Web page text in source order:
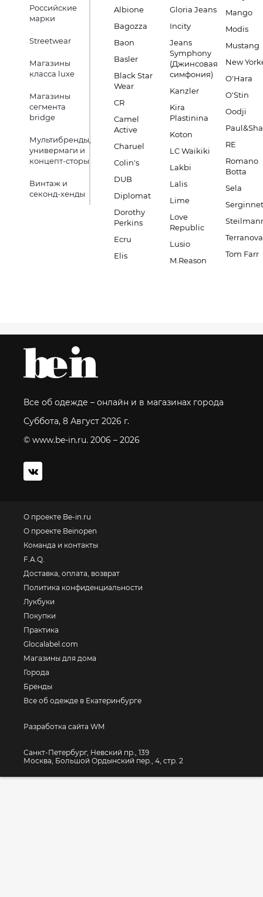
Российские
марки
Streetwear
Магазины
класса luxe
Магазины
сегмента
bridge
Мультибренды,
универмаги и
концепт-сторы
Винтаж и
секонд-хенды
Albione
Bagozza
Baon
Basler
Black Star
Wear
CR
Camel
Active
Charuel
Colin's
DUB
Diplomat
Dorothy
Perkins
Ecru
Elis
Gloria Jeans
Incity
Jeans
Symphony
(Джинсовая
симфония)
Kanzler
Kira
Plastinina
Koton
LC Waikiki
Lakbi
Lalis
Lime
Love
Republic
Lusio
M.Reason
Mango
Modis
Mustang
New
O'Hara
O'Stin
Oodji
RE
Romano
Botta
Sela
Terranova
Tom Farr
Все об одежде – онлайн и в магазинах города
Суббота, 8 Август 2026 г.
© www.be-in.ru. 2006 – 2026
О проекте Be-in.ru
О проекте Beinopen
Команда и контакты
F.A.Q.
Доставка, оплата, возврат
Политика конфиденциальности
Лукбуки
Покупки
Практика
Glocalabel.com
Магазины для дома
Города
Бренды
Все об одежде в Екатеринбурге
Разработка сайта WM
Санкт-Петербург, Невский пр., 139
Москва, Большой Ордынский пер., 4, стр. 2